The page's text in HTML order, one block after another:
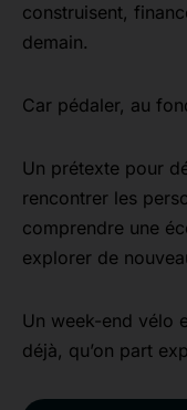
construisent,
demain.
Car pédaler, au
Un prétexte pour
rencontrer les
comprendre une
explorer de
Un week-end vélo
déjà, qu’on part